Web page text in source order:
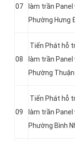
07
làm trần
Phường Hưng
08
Tiến Phát hỗ
làm trần
Phường Thuận
09
Tiến Phát hỗ
làm trần
Phường Bình